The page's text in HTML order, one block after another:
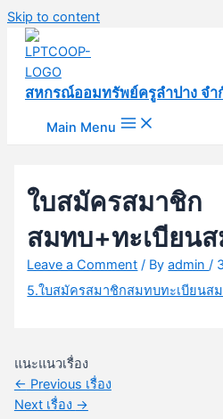
Skip to content
สหกรณ์ออมทรัพย์ครูลำปาง จำ
Main Menu
ใบสมัครสมาชิก
สมทบ+ทะเบียน
Leave a Comment / Byadmin/
5.ใบสมัครสมาชิกสมทบทะเบียนส
แนะแนวเรื่อง
← Previous เรื่อง
Next เรื่อง →